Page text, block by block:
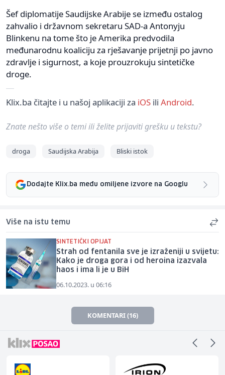
Šef diplomatije Saudijske Arabije se između ostalog
zahvalio i državnom sekretaru SAD-a Antonyju
Blinkenu na tome što je Amerika predvodila
međunarodnu koaliciju za rješavanje prijetnji po javno
zdravlje i sigurnost, a koje prouzrokuju sintetičke
droge.
Klix.ba čitajte i u našoj aplikaciji za iOS ili Android.
Znate nešto više o temi ili želite prijaviti grešku u tekstu?
droga Saudijska Arabija Bliski istok
Dodajte Klix.ba među omiljene izvore na Googlu
Više na istu temu
SINTETIČKI OPIJAT
Strah od fentanila sve je izraženiji u svijetu:
Kako je droga gora i od heroina izazvala
haos i ima li je u BiH
06.10.2023. u 06:16
KOMENTARI (16)